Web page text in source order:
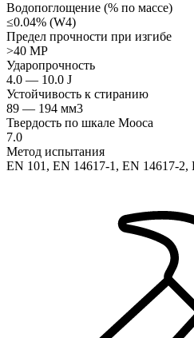
Водопоглощение (% по массе)
≤0.04% (W4)
Предел прочности при изгибе
>40 MP
Ударопрочность
4.0 — 10.0 J
Устойчивость к стиранию
89 — 194 мм3
Твердость по шкале Мооса
7.0
Метод испытания
EN 101, EN 14617-1, EN 14617-2,